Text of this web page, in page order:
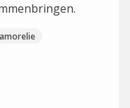
amorelie